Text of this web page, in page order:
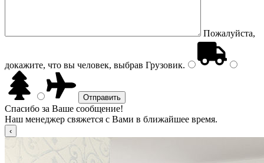
Пожалуйста,
докажите, что вы человек, выбрав Грузовик.
Спасибо за Ваше сообщение!
Наш менеджер свяжется с Вами в ближайшее время.